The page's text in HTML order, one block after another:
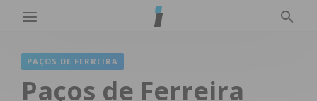
PAÇOS DE FERREIRA
Paços de Ferreira